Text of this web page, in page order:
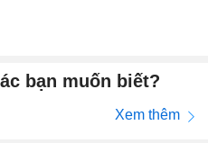
bạn muốn biết?
Xem thêm